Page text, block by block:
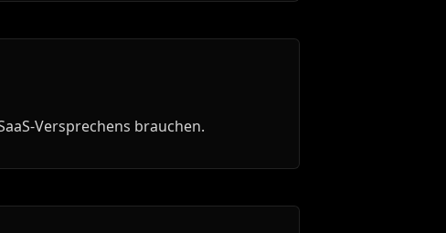
Versprechens brauchen.